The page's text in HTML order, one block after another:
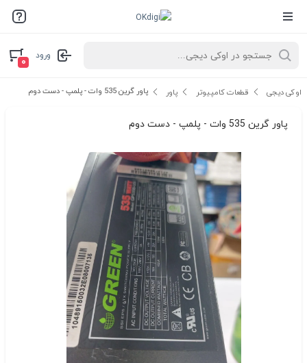
ورود
۰
اوکی دیجی قطعات کامپیوتر پاور پاور گرین 535 وات - پلمپ - دست دوم
پاور گرین 535 وات - پلمپ - دست دوم